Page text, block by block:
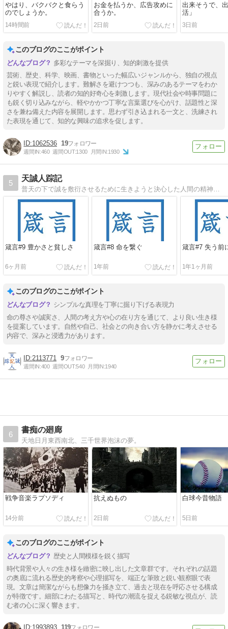
やはり、バクバクと食らう
のでしょうか。
14時間前
お金を払うか、広告攻めに
合うか。
2日前
出来そうで、
活」
3日前
このブログのここがポイント
多彩なテーマを深掘り、知的刺激を提供
芸術、歴史、科学、映画、書物といった幅広いジャンルから、独自の視点
と鋭い表現で紹介します。難解さを避けつつも、深みのあるテーマをわか
りやすく解説し、読者の知的好奇心を刺激します。現代社会や時事問題に
も鋭く切り込みながら、軽やかかつ丁寧な言葉選びを心がけ、話題性と深
さを兼ね備えた内容を展開します。思わず引き込まれる一文と、洗練され
た表現を通じて、知的な興味の追求を促します。
1062536 19
週間IN:460 週間OUT:1300 月間IN:1930
5
天誠人踪記
箴言#9 豊かさと貧しさ
6ヶ月前
箴言#8 命を繋ぐ
1年前
箴言#7 失う前
1年1ヶ月前
このブログのここがポイント
シンプルな真理を丁寧に掘り下げる表現力
命の尊さや誠実さ、人間の考え方や心の在り方を通じて、より良い生き様
を提案しています。自然や自己、社会との向き合い方を静かに考えさせる
内容で、深みと浸透力があります。
2113771 9
週間IN:400 週間OUT:540 月間IN:1940
6
書痴の廻廊
天地日月東西南北、三千世界泡沫の夢。
戦争音楽ラプソディ
14分前
抗えぬもの
2日前
白球今昔物語
5日前
このブログのここがポイント
歴史と人間模様を鋭く描写
時代背景や人々の生き様を緻密に映し出した文章群です。それぞれの話題
の奥底に流れる歴史的考察や心理描写を、端正な筆致と鋭い観察眼で表
現。文章は簡潔ながらも想像力を掻き立て、過去と現在を呼応させる構成
が特徴です。細部にわたる描写と、時代の潮流を捉える鋭敏な視点が、読
む者の心に深く響きます。
1993893 119